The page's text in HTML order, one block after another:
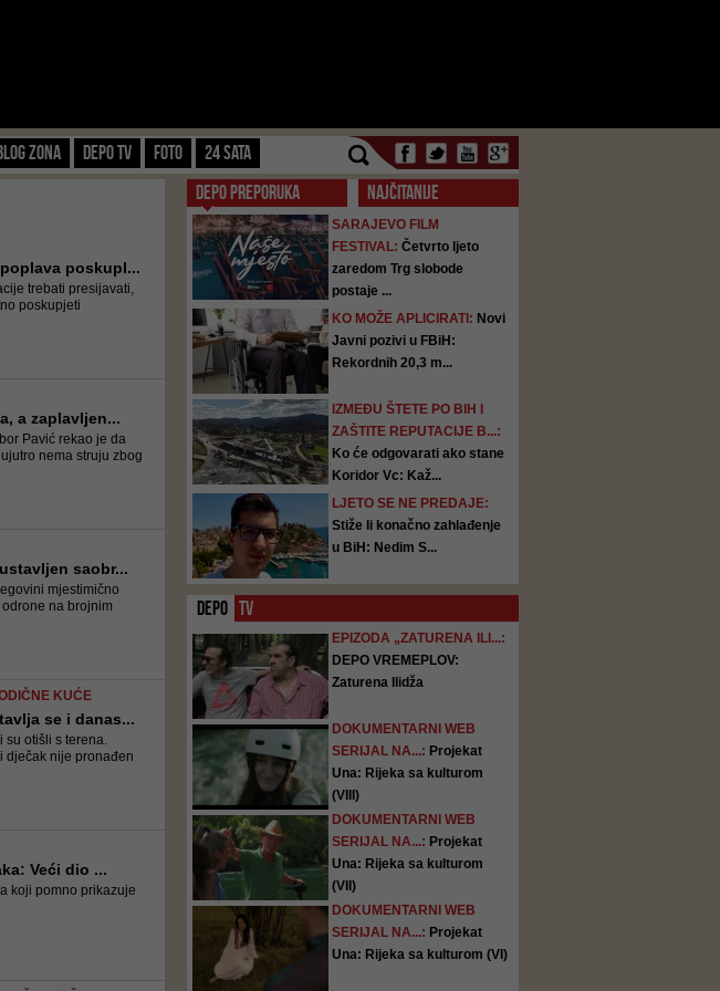
zona Depo TV FOTO 24 SATA
poskupl...
trebati presijavati,
poskupjeti
a zaplavljen...
Pavić rekao je da
nema struju zbog
saobr...
mjestimično
na brojnim
KUĆE
se i danas...
su otišli s terena.
dječak nije pronađen
Veći dio ...
koji pomno prikazuje
DEPO PREPORUKA NAJČITANIJE
SARAJEVO FILM
FESTIVAL: Četvrto ljeto
zaredom Trg slobode
postaje ...
KO MOŽE APLICIRATI: Novi
Javni pozivi u FBiH:
Rekordnih 20,3 m...
IZMEĐU ŠTETE PO BIH I
ZAŠTITE REPUTACIJE B...:
Ko će odgovarati ako stane
Koridor Vc: Kaž...
LJETO SE NE PREDAJE:
Stiže li konačno zahlađenje
u BiH: Nedim S...
DEPO TV
EPIZODA „ZATURENA ILI...:
DEPO VREMEPLOV:
Zaturena Ilidža
DOKUMENTARNI WEB
SERIJAL NA...: Projekat
Una: Rijeka sa kulturom
(VIII)
DOKUMENTARNI WEB
SERIJAL NA...: Projekat
Una: Rijeka sa kulturom
(VII)
DOKUMENTARNI WEB
SERIJAL NA...: Projekat
Una: Rijeka sa kulturom (VI)